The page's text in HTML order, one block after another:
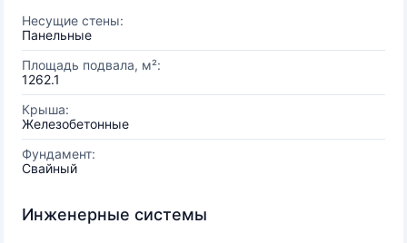
Несущие стены:
Панельные
Площадь подвала, м²:
1262.1
Крыша:
Железобетонные
Фундамент:
Свайный
Инженерные системы